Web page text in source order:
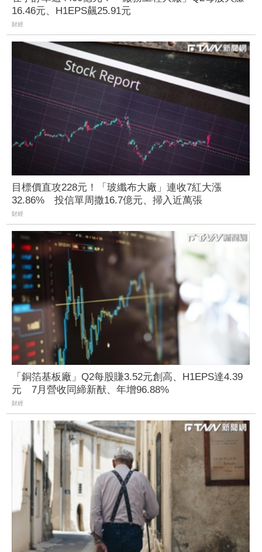
16.46元、H1EPS飆25.91元
財經
目標價直攻228元！「玻纖布大廠」連收7紅大漲
32.86% 投信單周撒16.7億元、掃入近萬張
財經
「銅箔基板廠」Q2每股賺3.52元創高、H1EPS達4.39
元 7月營收同締新猷、年增96.88%
財經